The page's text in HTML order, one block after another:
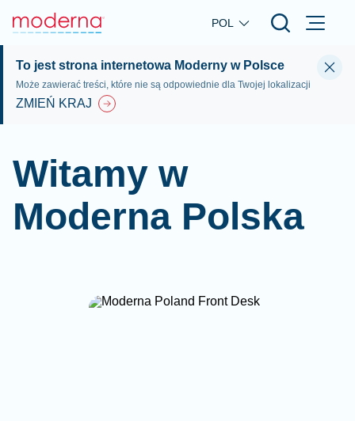
Skip to main content
POL
To jest strona internetowa Moderny w Polsce
Może zawierać treści, które nie są odpowiednie dla Twojej lokalizacji
ZMIEŃ KRAJ
Witamy w
Moderna Polska